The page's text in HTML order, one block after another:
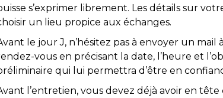
s’exprimer librement. Les détails sur
un lieu propice aux échanges.
le jour J, n’hésitez pas à envoyer un
vous en précisant la date, l’heure et
qui lui permettra d’être en
l’entretien, vous devez déjà avoir en